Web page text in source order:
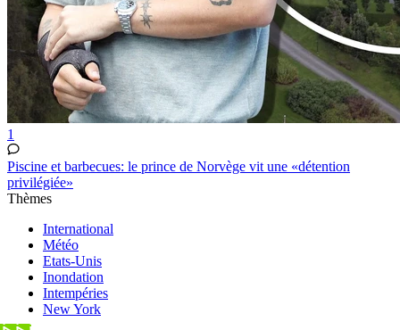
1
Piscine et barbecues: le prince de Norvège vit une «détention
privilégiée»
Thèmes
International
Météo
Etats-Unis
Inondation
Intempéries
New York